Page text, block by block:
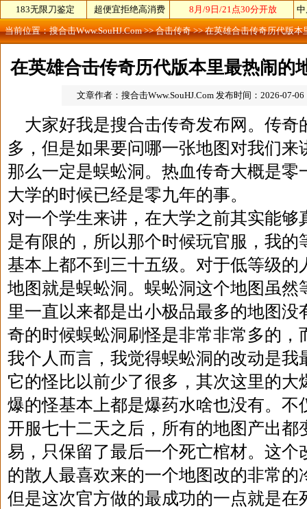
当前位置：搜合击Www.SouHJ.Com>>合击传奇>> 在英雄合击传奇历代版本
在英雄合击传奇历代版本里最热闹的
文章作者：搜合击Www.SouHJ.Com 发布时间：2026-07-06
大家好我是搜合击传奇发布网。传奇
多，但是如果要问哪一张地图对我们来
那么一定是蜈蚣洞。热血传奇大概是零
大学的时候已经是零九年的事。
对一个学生来讲，在大学之前其实能够
是有限的，所以那个时候玩官服，我的
基本上都不到三十五级。对于低等级的
地图就是蜈蚣洞。蜈蚣洞这个地图虽然
里一直以来都是出小极品最多的地图没
奇的时候蜈蚣洞刷怪是非常非常多的，
我个人而言，我觉得蜈蚣洞的改动是我
它的怪比以前少了很多，其次这里的大
爆的怪基本上都是爆药水啥也没有。不
开服七十二天之后，所有的地图产出都
易，只保留了最后一个死亡棺材。这个
的散人最喜欢来的一个地图改的非常的
但是这次官方做的最成功的一点就是在